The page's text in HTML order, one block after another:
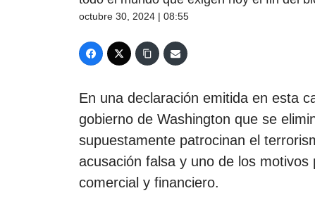
octubre 30, 2024 | 08:55
En una declaración emitida en esta
gobierno de Washington que se
supuestamente patrocinan el
acusación falsa y uno de los
comercial y financiero.